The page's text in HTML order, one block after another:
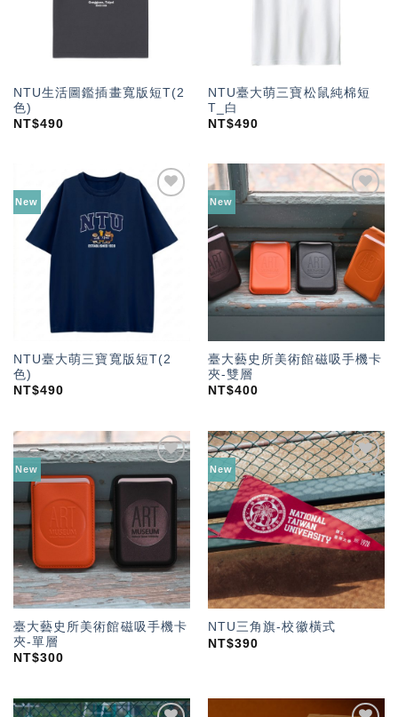
NTU生活圖鑑插畫寬版短T(2
色)
NT$490
NTU臺大萌三寶松鼠純棉短
T_白
NT$490
New
加入
「願
望輕
單」
NTU臺大萌三寶寬版短T(2
色)
NT$490
New
望輕
單」
臺大藝史所美術館磁吸手機卡
夾-雙層
NT$400
New
加入
望輕
單」
臺大藝史所美術館磁吸手機卡
夾-單層
NT$300
New
加入
「願
望輕
單」
NTU三角旗-校徽橫式
NT$390